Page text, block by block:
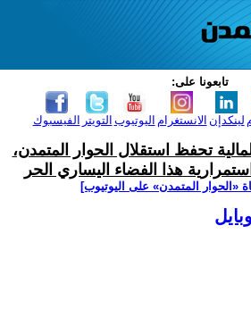
تابعونا على:
الفيسبوك التويتر اليوتيوب الانستغرام لينكدإن
تحفظ استقلال الحوار المتمدن،
هذا الفضاء اليساري الحر
‫«الحوار المتمدن» على اليوتيوب]